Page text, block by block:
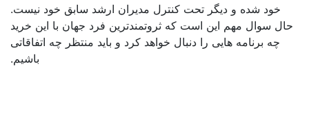
خود شده و دیگر تحت کنترل مدیران ارشد سابق خود نیست.
سوال مهم این است که ثروتمندترین فرد جهان با این خرید
چه برنامه هایی را دنبال خواهد کرد و باید منتظر چه اتفاقاتی
باشیم.